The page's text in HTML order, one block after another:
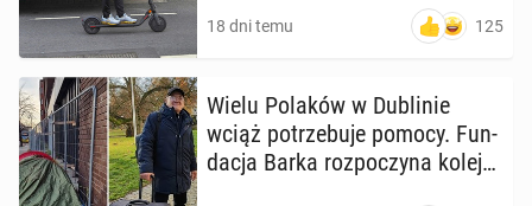
18 dni temu 125
Wielu Polaków w Du­bli­nie
wciąż po­trze­bu­je pomocy. Fun­
da­cja Barka roz­po­czy­na kolejny